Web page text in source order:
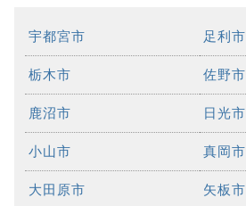
宇都宮市 足利市
栃木市 佐野市
鹿沼市 日光市
小山市 真岡市
大田原市 矢板市